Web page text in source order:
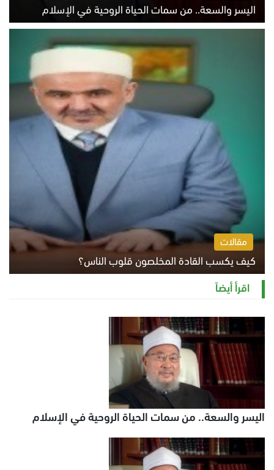
اليسر والسعة.. من سمات الحياة الروحية في الإسلام
الثلاثاء 4 أغسطس 2026 12:56 م
مقالات
كيف يكسب القادة المخلصون قلوب الناس؟
الثلاثاء 4 أغسطس 2026 12:27 م
اقرأ أيضاً
اليسر والسعة.. من سمات الحياة الروحية في الإسلام